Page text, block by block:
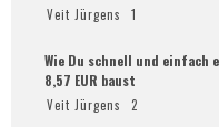
Veit Jürgens 1
Wie Du schnell und einfach
8,57 EUR baust
Veit Jürgens 2